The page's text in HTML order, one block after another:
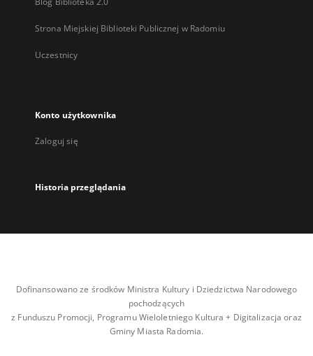
Strona Miejskiej Biblioteki Publicznej w Radomiu
Uczestnicy
Konto użytkownika
Zaloguj się
Historia przeglądania
Dofinansowano ze środków Ministra Kultury i Dziedzictwa Narodowego
pochodzących
z Funduszu Promocji, Programu Wieloletniego Kultura + Digitalizacja oraz
Gminy Miasta Radomia.